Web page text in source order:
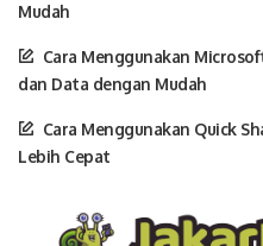
Mudah
Cara Menggunakan
dan Data dengan Mudah
Cara Menggunakan Quick
Lebih Cepat